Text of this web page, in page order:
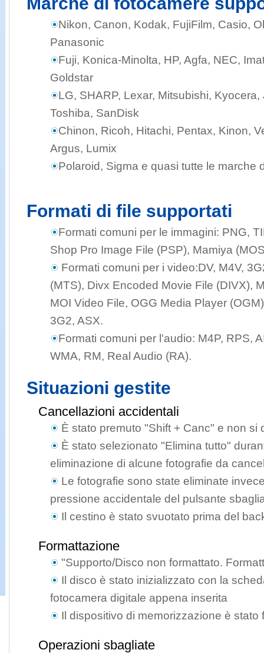
Nikon, Canon, Kodak, FujiFilm, Casio,
Panasonic
Fuji, Konica-Minolta, HP, Agfa, NEC,
Goldstar
LG, SHARP, Lexar, Mitsubishi,
Toshiba, SanDisk
Chinon, Ricoh, Hitachi, Pentax, Kinon,
Argus, Lumix
Polaroid, Sigma e quasi tutte le marche
Formati di file supportati
Formati comuni per le immagini: PNG,
Shop Pro Image File (PSP), Mamiya
Formati comuni per i video:DV, M4V,
(MTS), Divx Encoded Movie File (DIVX),
MOI Video File, OGG Media Player
3G2, ASX.
Formati comuni per l'audio: M4P, RPS,
WMA, RM, Real Audio (RA).
Situazioni gestite
Cancellazioni accidentali
È stato premuto "Shift + Canc" e non si
È stato selezionato "Elimina tutto"
eliminazione di alcune fotografie da
Le fotografie sono state eliminate
pressione accidentale del pulsante
Il cestino è stato svuotato prima del
Formattazione
"Supporto/Disco non formattato.
Il disco è stato inizializzato con la
fotocamera digitale appena inserita
Il dispositivo di memorizzazione è
Operazioni sbagliate